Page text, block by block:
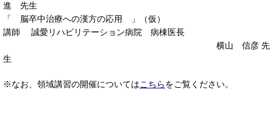
進 先生
「 脳卒中治療への漢方の応用 」（仮）
講師 誠愛リハビリテーション病院 病棟医長
横山 信彦 先
生
※なお、領域講習の開催についてはこちらをご覧ください。